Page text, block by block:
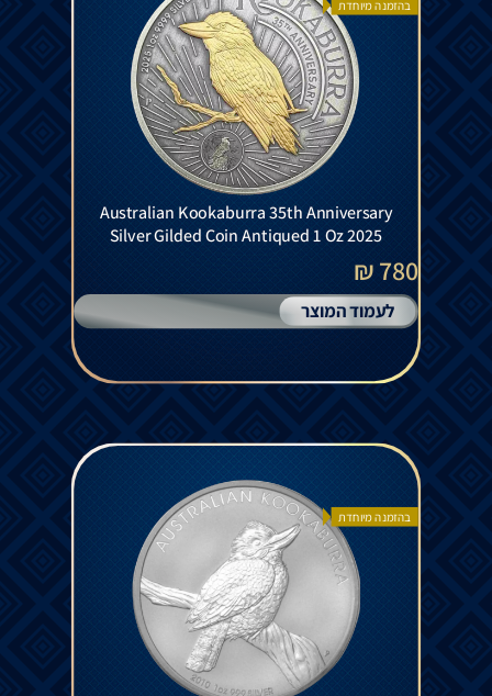
בהזמנה מיוחדת
Australian Kookaburra 35th Anniversary
Silver Gilded Coin Antiqued 1 Oz 2025
780 ₪
לעמוד המוצר
בהזמנה מיוחדת